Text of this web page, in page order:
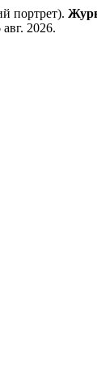
портрет).
2026.